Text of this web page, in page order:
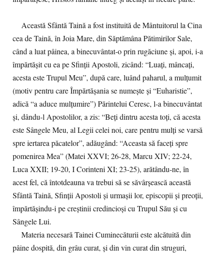
Această Sfântă Taină a fost instituită de Mântuitorul la Cina
cea de Taină, în Joia Mare, din Săptămâna Pătimirilor Sale,
când a luat pâinea, a binecuvântat-o prin rugăciune şi, apoi, i-a
împărtăşit cu ea pe Sfinţii Apostoli, zicând: “Luaţi, mâncaţi,
acesta este Trupul Meu”, după care, luând paharul, a mulţumit
(motiv pentru care Împărtăşania se numeşte şi “Euharistie”,
adică “a aduce mulţumire”) Părintelui Ceresc, l-a binecuvântat
şi, dându-l Apostolilor, a zis: “Beţi dintru acesta toţi, că acesta
este Sângele Meu, al Legii celei noi, care pentru mulţi se varsă
spre iertarea păcatelor”, adăugând: “Aceasta să faceţi spre
pomenirea Mea” (Matei XXVI; 26-28, Marcu XIV; 22-24,
Luca XXII; 19-20, I Corinteni XI; 23-25), arătându-ne, în
acest fel, că întotdeauna va trebui să se săvârşească această
Sfântă Taină, Sfinţii Apostoli şi urmaşii lor, episcopii şi preoţii,
împărtăşindu-i pe creştinii credincioşi cu Trupul Său şi cu
Sângele Lui.
Materia necesară Tainei Cuminecăturii este alcătuită din
pâine dospită, din grâu curat, şi din vin curat din struguri,